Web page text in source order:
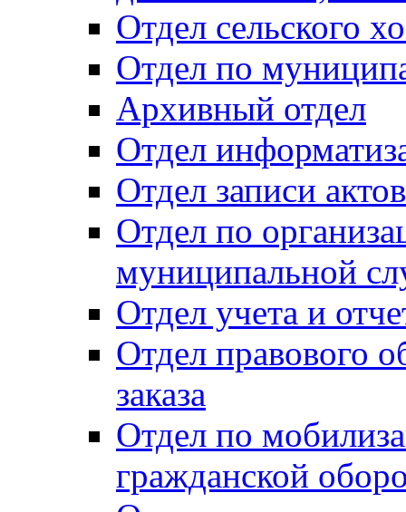
Отдел сельского
Отдел по
Архивный отдел
Отдел
Отдел записи
Отдел по
муниципальной
Отдел учета и
Отдел правового
заказа
Отдел по
гражданской